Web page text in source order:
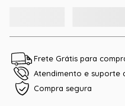
Frete Grátis para
Atendimento e suporte
Compra segura